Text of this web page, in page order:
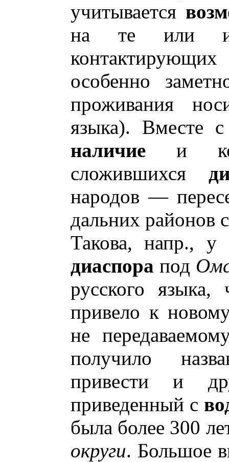
учитывается
на те или
особенно
проживания
языка). Вместе
наличие и
сложившихся
народов —
дальних районов
Такова, напр., у
диаспора под
русского языка,
привело к
не
получило
привести и
приведенный с
была более 300
округи. Большое